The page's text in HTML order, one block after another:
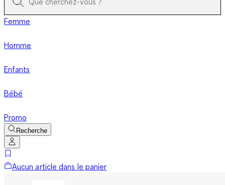
Femme
Homme
Enfants
Bébé
Promo
Recherche
Aucun article dans le panier